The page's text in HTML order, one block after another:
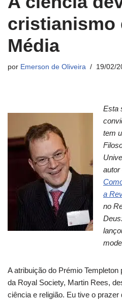
cristianismo
Média
por Emerson de Oliveira 19/02/
Esta
tem
autor
a
no
A atribuição do Prémio
da Royal Society, Martin Rees,
ciência e religião. Eu tive o